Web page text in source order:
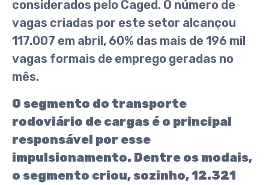
considerados pelo Caged. O número de
vagas criadas por este setor alcançou
117.007 em abril, 60% das mais de 196 mil
vagas formais de emprego geradas no
mês.
O segmento do transporte
rodoviário de cargas é o principal
responsável por esse
impulsionamento. Dentre os modais,
o segmento criou, sozinho, 12.321